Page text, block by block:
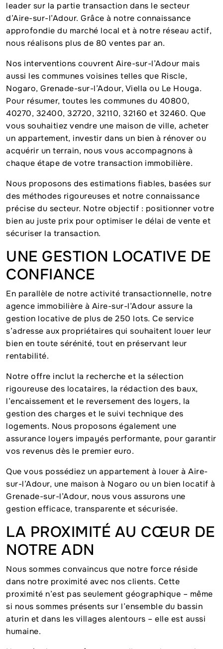
leader sur la partie transaction dans le secteur
d’Aire-sur-l’Adour. Grâce à notre connaissance
approfondie du marché local et à notre réseau actif,
nous réalisons plus de 80 ventes par an.
Nos interventions couvrent Aire-sur-l’Adour mais
aussi les communes voisines telles que Riscle,
Nogaro, Grenade-sur-l’Adour, Viella ou Le Houga.
Pour résumer, toutes les communes du 40800,
40270, 32400, 32720, 32110, 32160 et 32460. Que
vous souhaitiez vendre une maison de ville, acheter
un appartement, investir dans un bien à rénover ou
acquérir un terrain, nous vous accompagnons à
chaque étape de votre transaction immobilière.
Nous proposons des estimations fiables, basées sur
des méthodes rigoureuses et notre connaissance
précise du secteur. Notre objectif : positionner votre
bien au juste prix pour optimiser le délai de vente et
sécuriser la transaction.
UNE GESTION LOCATIVE DE
CONFIANCE
En parallèle de notre activité transactionnelle, notre
agence immobilière à Aire-sur-l’Adour assure la
gestion locative de plus de 250 lots. Ce service
s’adresse aux propriétaires qui souhaitent louer leur
bien en toute sérénité, tout en préservant leur
rentabilité.
Notre offre inclut la recherche et la sélection
rigoureuse des locataires, la rédaction des baux,
l’encaissement et le reversement des loyers, la
gestion des charges et le suivi technique des
logements. Nous proposons également une
assurance loyers impayés performante, pour garantir
vos revenus dès le premier euro.
Que vous possédiez un appartement à louer à Aire-
sur-l’Adour, une maison à Nogaro ou un bien locatif à
Grenade-sur-l’Adour, nous vous assurons une
gestion efficace, transparente et sécurisée.
LA PROXIMITÉ AU CŒUR DE
NOTRE ADN
Nous sommes convaincus que notre force réside
dans notre proximité avec nos clients. Cette
proximité n’est pas seulement géographique – même
si nous sommes présents sur l’ensemble du bassin
aturin et dans les villages alentours – elle est aussi
humaine.